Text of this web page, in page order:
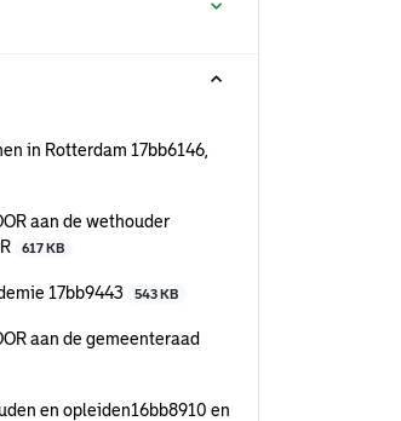
in Rotterdam 17bb6146,
aan de wethouder
617 KB
17bb9443 543 KB
aan de gemeenteraad
en opleiden16bb8910 en